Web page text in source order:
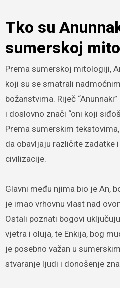
Tko su
sumerskoj
Prema sumerskoj mitologiji,
koji su se smatrali
božanstvima. Riječ
i doslovno znači “oni koji
Prema sumerskim
da obavljaju različite zadatke
civilizacije.
Glavni među njima bio je An,
je imao vrhovnu vlast nad
Ostali poznati bogovi
vjetra i oluja, te Enkija, bog
je posebno važan u
stvaranje ljudi i donošenje